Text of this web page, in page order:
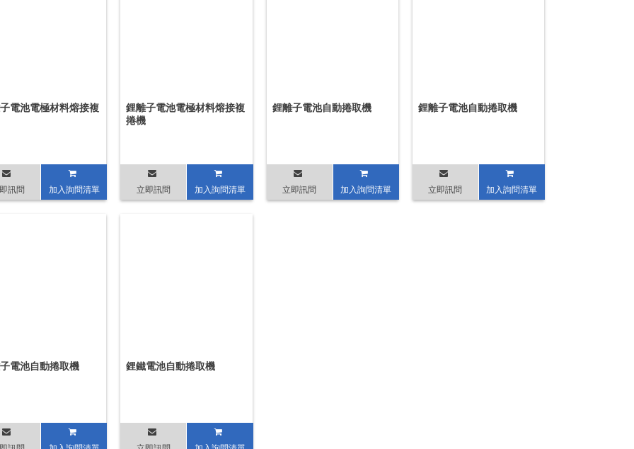
電池電極材料熔接複
訊問 加入詢問清單
鋰離子電池電極材料熔接複
捲機
立即訊問 加入詢問清單
鋰離子電池自動捲取機
立即訊問 加入詢問清單
鋰離子電池自動捲取機
立即訊問 加入詢問清單
電池自動捲取機 鋰鐵電池自動捲取機